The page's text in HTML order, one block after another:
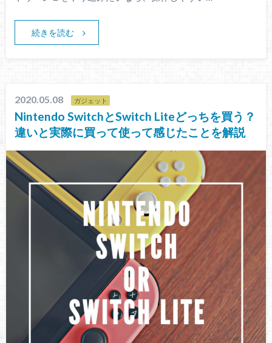
続きを読む
2020.05.08 ガジェット
Nintendo SwitchとSwitch Liteどっちを買う？
違いと実際に買って使って感じたことを解説